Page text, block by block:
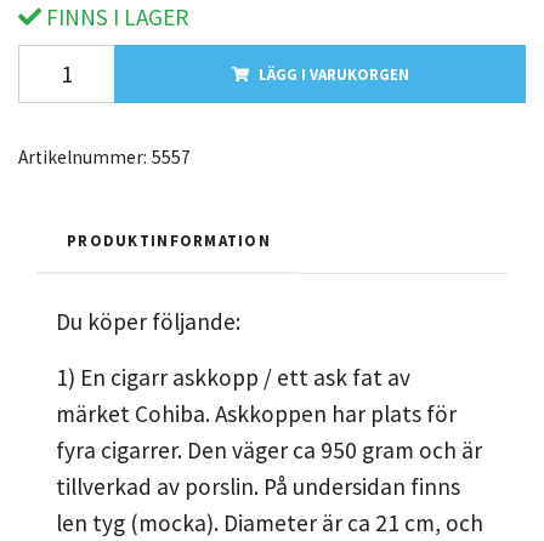
FINNS I LAGER
LÄGG I VARUKORGEN
Artikelnummer: 5557
PRODUKTINFORMATION
Du köper följande:
1) En cigarr askkopp / ett ask fat av
märket Cohiba. Askkoppen har plats för
fyra cigarrer. Den väger ca 950 gram och är
tillverkad av porslin. På undersidan finns
len tyg (mocka). Diameter är ca 21 cm, och